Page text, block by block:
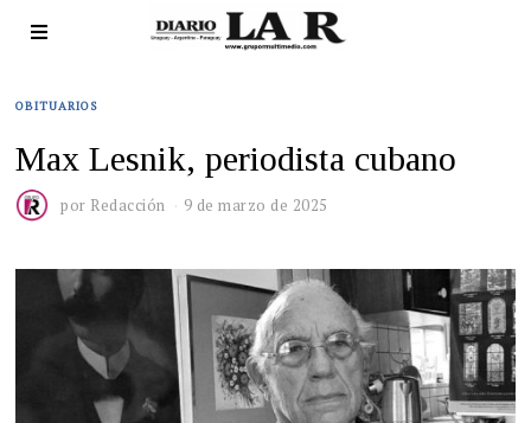
OBITUARIOS
Max Lesnik, periodista cubano
por Redacción 9 de marzo de 2025